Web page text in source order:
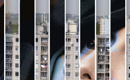
Pro děti
edu
Vše o ČT